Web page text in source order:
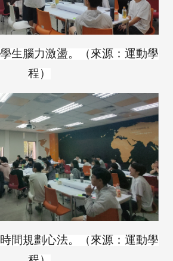
生腦力激盪。（來源：運動學
程）
間規劃心法。（來源：運動學